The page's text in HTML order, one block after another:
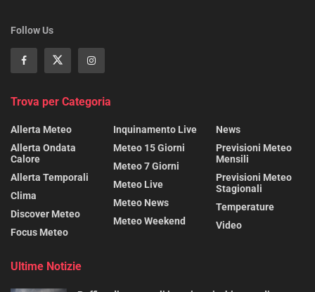
Follow Us
Trova per Categoria
Allerta Meteo
Allerta Ondata
Calore
Allerta Temporali
Clima
Discover Meteo
Focus Meteo
Inquinamento Live
Meteo 15 Giorni
Meteo 7 Giorni
Meteo Live
Meteo News
Meteo Weekend
News
Previsioni Meteo
Mensili
Previsioni Meteo
Stagionali
Temperature
Video
Ultime Notizie